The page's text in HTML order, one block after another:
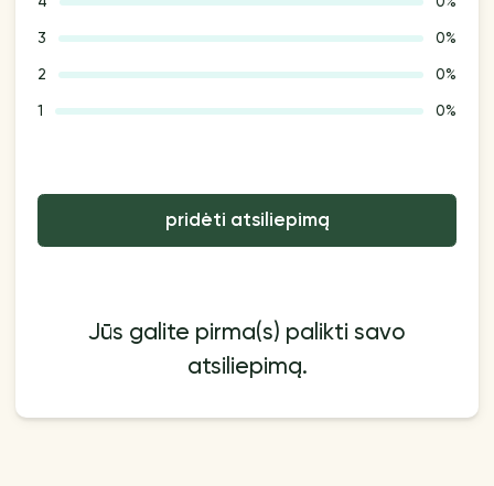
3 0%
2 0%
1 0%
pridėti atsiliepimą
Jūs galite pirma(s) palikti savo
atsiliepimą.